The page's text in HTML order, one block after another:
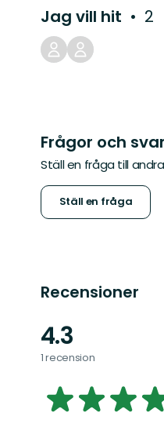
Jag vill hit 2
Frågor och svar
Ställ en fråga till
Ställ en fråga
Recensioner
4.3
1 recension